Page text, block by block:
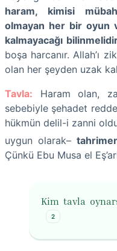
haram, kimisi
olmayan her bir oyun
kalmayacağı
boşa harcanır. Allah’ı
olan her şeyden uzak
Tavla:
Haram olan,
sebebiyle şehadet
hükmün delil-i zanni
uygun olarak–
Çünkü Ebu Musa el
Kim tavla
2